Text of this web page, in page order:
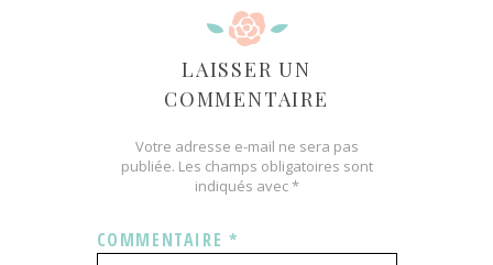
LAISSER UN
COMMENTAIRE
Votre adresse e-mail ne sera pas
publiée. Les champs obligatoires sont
indiqués avec*
COMMENTAIRE *